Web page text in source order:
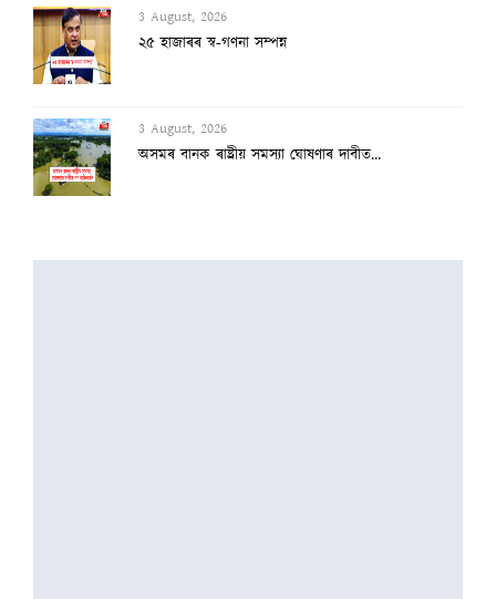
3 August, 2026
২৫ হাজাৰৰ স্ব-গণনা সম্পন্ন
3 August, 2026
অসমৰ বানক ৰাষ্ট্ৰীয় সমস্যা ঘোষণাৰ দাবীত...
বানাক্ৰান্তক ১০ লাখ টকাকৈ নিদিলে মুখ্যমন...